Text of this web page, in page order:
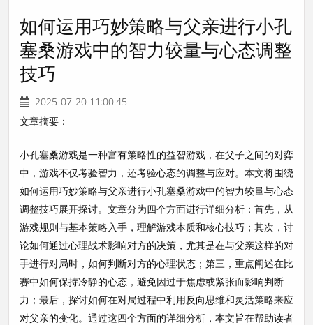
如何运用巧妙策略与父亲进行小孔
塞桑游戏中的智力较量与心态调整
技巧
2025-07-20 11:00:45
文章摘要：
小孔塞桑游戏是一种富有策略性的益智游戏，在父子之间的对弈
中，游戏不仅考验智力，还考验心态的调整与应对。本文将围绕
如何运用巧妙策略与父亲进行小孔塞桑游戏中的智力较量与心态
调整技巧展开探讨。文章分为四个方面进行详细分析：首先，从
游戏规则与基本策略入手，理解游戏本质和核心技巧；其次，讨
论如何通过心理战术影响对方的决策，尤其是在与父亲这样的对
手进行对局时，如何判断对方的心理状态；第三，重点阐述在比
赛中如何保持冷静的心态，避免因过于焦虑或紧张而影响判断
力；最后，探讨如何在对局过程中利用反向思维和灵活策略来应
对父亲的变化。通过这四个方面的详细分析，本文旨在帮助读者